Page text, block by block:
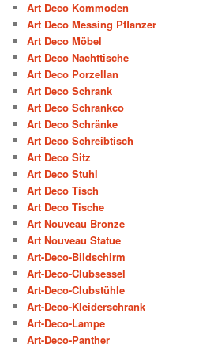
Art Deco Kommoden
Art Deco Messing Pflanzer
Art Deco Möbel
Art Deco Nachttische
Art Deco Porzellan
Art Deco Schrank
Art Deco Schrankco
Art Deco Schränke
Art Deco Schreibtisch
Art Deco Sitz
Art Deco Stuhl
Art Deco Tisch
Art Deco Tische
Art Nouveau Bronze
Art Nouveau Statue
Art-Deco-Bildschirm
Art-Deco-Clubsessel
Art-Deco-Clubstühle
Art-Deco-Kleiderschrank
Art-Deco-Lampe
Art-Deco-Panther